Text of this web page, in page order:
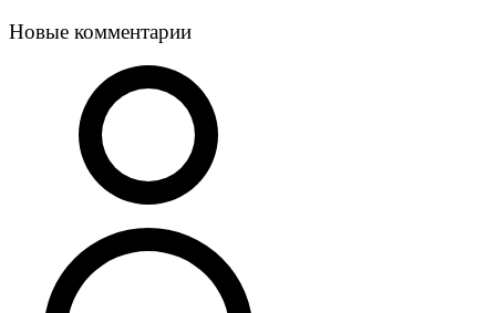
Новые комментарии